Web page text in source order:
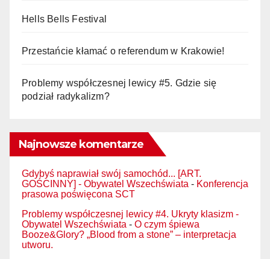
Hells Bells Festival
Przestańcie kłamać o referendum w Krakowie!
Problemy współczesnej lewicy #5. Gdzie się
podział radykalizm?
Najnowsze komentarze
Gdybyś naprawiał swój samochód... [ART.
GOŚCINNY] - Obywatel Wszechświata - Konferencja
prasowa poświęcona SCT
Problemy współczesnej lewicy #4. Ukryty klasizm -
Obywatel Wszechświata - O czym śpiewa
Booze&Glory? „Blood from a stone” – interpretacja
utworu.